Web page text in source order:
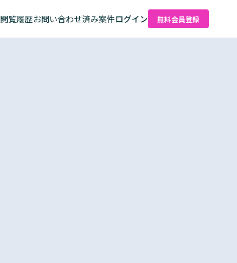
閲覧履歴お問い合わせ済み案件ログイン 無料会員登録